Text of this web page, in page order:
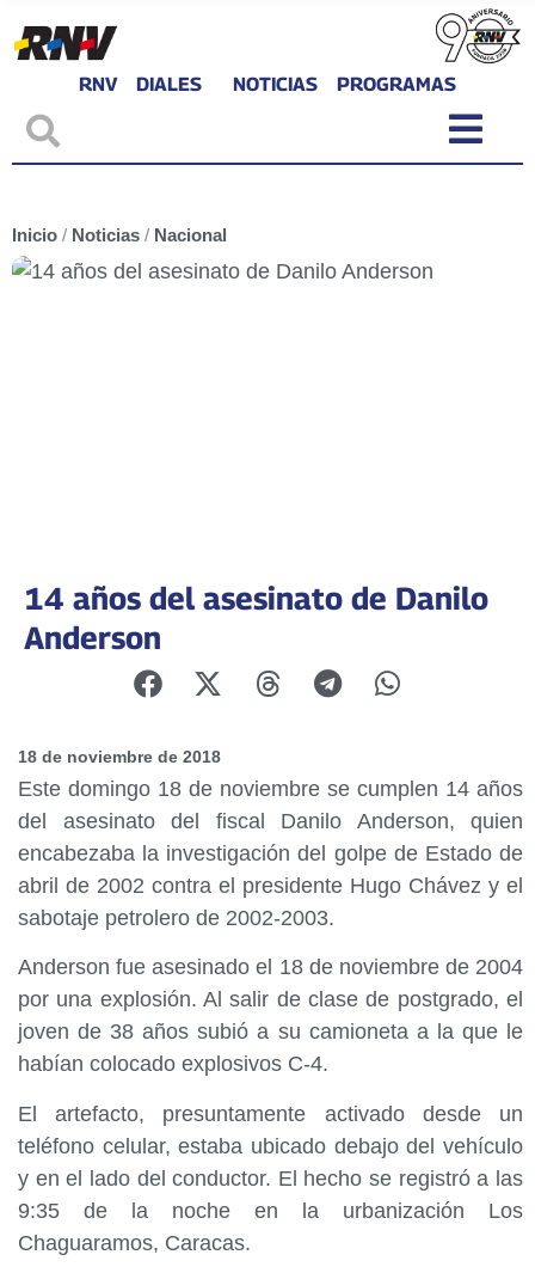
RNV DIALES NOTICIAS PROGRAMAS
Inicio / Noticias / Nacional
14 años del asesinato de Danilo
Anderson
18 de noviembre de 2018
Este domingo 18 de noviembre se cumplen 14 años
del asesinato del fiscal Danilo Anderson, quien
encabezaba la investigación del golpe de Estado de
abril de 2002 contra el presidente Hugo Chávez y el
sabotaje petrolero de 2002-2003.
Anderson fue asesinado el 18 de noviembre de 2004
por una explosión. Al salir de clase de postgrado, el
joven de 38 años subió a su camioneta a la que le
habían colocado explosivos C-4.
El artefacto, presuntamente activado desde un
teléfono celular, estaba ubicado debajo del vehículo
y en el lado del conductor. El hecho se registró a las
9:35 de la noche en la urbanización Los
Chaguaramos, Caracas.